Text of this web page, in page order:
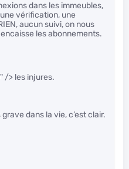
dans les immeubles,
vérification, une
aucun suivi, on nous
les abonnements.
" /> les injures.
dans la vie, c’est clair.